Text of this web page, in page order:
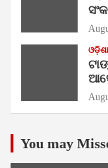
ଓଡ଼ିଶା
You may